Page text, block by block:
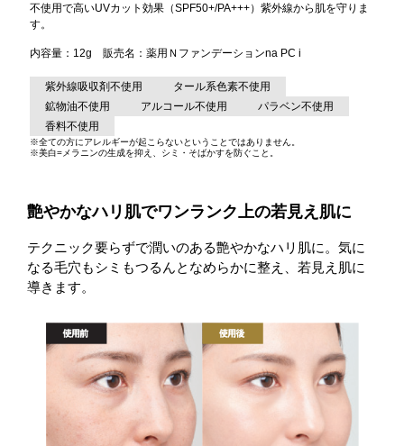
定期お届けサービス
お知らせ
お問い合せ
不使用で高いUVカット効果（SPF50+/PA+++）紫外線から肌を守りま
す。
内容量：12g 販売名：薬用Ｎファンデーションna PC i
紫外線吸収剤不使用
タール系色素不使用
鉱物油不使用
アルコール不使用
パラベン不使用
香料不使用
※全ての方にアレルギーが起こらないということではありません。
※美白=メラニンの生成を抑え、シミ・そばかすを防ぐこと。
艶やかなハリ肌でワンランク上の若見え肌に
テクニック要らずで潤いのある艶やかなハリ肌に。気に
なる毛穴もシミもつるんとなめらかに整え、若見え肌に
導きます。